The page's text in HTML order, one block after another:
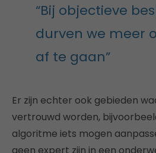
“Bij objectieve
durven we meer
af te gaan”
Er zijn echter ook gebieden
vertrouwd worden,
algoritme iets mogen